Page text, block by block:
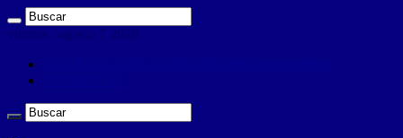
viernes , agosto 7 2026